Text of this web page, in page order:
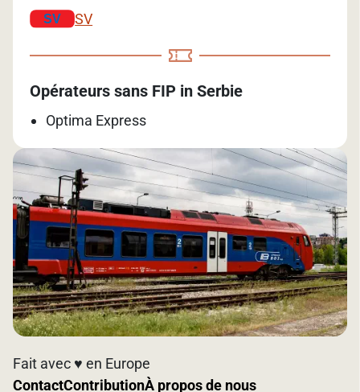
SV
Opérateurs sans FIP in Serbie
Optima Express
Fait avec ♥️ en Europe
ContactContributionÀ propos de nous